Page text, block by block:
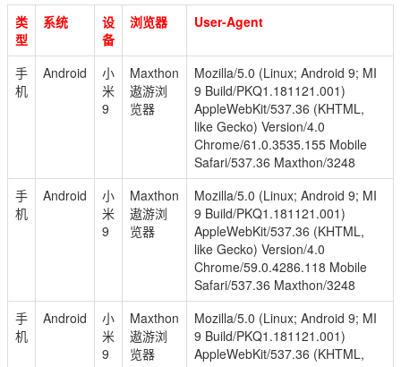
类
型
系统
设
备
浏览器 User-Agent
手
机
Android
小
米
9
Maxthon
遨游浏
览器
Mozilla/5.0 (Linux; Android 9; MI
9 Build/PKQ1.181121.001)
AppleWebKit/537.36 (KHTML,
like Gecko) Version/4.0
Chrome/61.0.3535.155 Mobile
Safari/537.36 Maxthon/3248
手
机
Android
小
米
9
Maxthon
遨游浏
览器
Mozilla/5.0 (Linux; Android 9; MI
9 Build/PKQ1.181121.001)
AppleWebKit/537.36 (KHTML,
like Gecko) Version/4.0
Chrome/59.0.4286.118 Mobile
Safari/537.36 Maxthon/3248
手
机
Android
小
米
9
Maxthon
遨游浏
览器
Mozilla/5.0 (Linux; Android 9; MI
9 Build/PKQ1.181121.001)
AppleWebKit/537.36 (KHTML,